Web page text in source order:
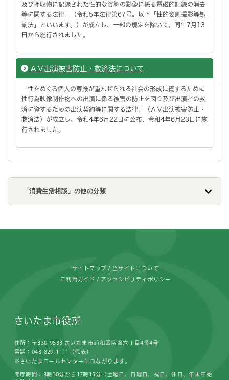
及び押収物に記録された性的な姿態の影像に係る電磁的記録の消去
等に関する法律」（令和5年法律第67号。以下「性的姿態撮影等処
罰法」といいます。）が成立し、一部の規定を除いて、同年7月13
日から施行されました。
ＡＶ出演被害防止・救済法について
「性をめぐる個人の尊厳が重んぜられる社会の形成に資するために
性行為映像制作物への出演に係る被害の防止を図り及び出演者の救
済に資するための出演契約等に関する法律」（ＡＶ出演被害防止・
救済法）が成立し、令和4年6月22日に公布、令和4年6月23日に施
行されました。
「消費生活相談」の他の分類
サイトマップ 当サイトについて
ご利用ガイド アクセシビリティポリシー
さいたま市役所
住所：〒330-9588 さいたま市浦和区常盤六丁目4番4号
電話：048-829-1111（代表）
※さいたまコールセンターにつながります。
開庁時間：8時30分から17時15分（土曜日、日曜日、祝日、休日、年末年始